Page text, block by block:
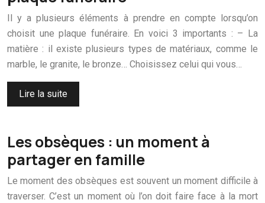
Il y a plusieurs éléments à prendre en compte lorsqu’on
choisit une plaque funéraire. En voici 3 importants : – La
matière : il existe plusieurs types de matériaux, comme le
marble, le granite, le bronze… Choisissez celui qui vous…
Lire la suite
Les obsèques : un moment à
partager en famille
Le moment des obsèques est souvent un moment difficile à
traverser. C’est un moment où l’on doit faire face à la mort